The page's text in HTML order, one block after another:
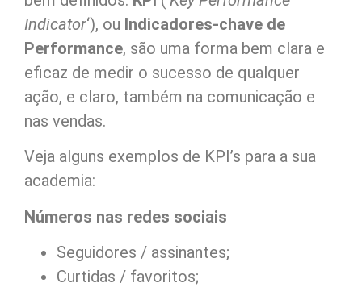
Indicator‘), ou Indicadores-chave de
Performance, são uma forma bem clara e
eficaz de medir o sucesso de qualquer
ação, e claro, também na comunicação e
nas vendas.
Veja alguns exemplos de KPI’s para a sua
academia:
Números nas redes sociais
Seguidores / assinantes;
Curtidas / favoritos;